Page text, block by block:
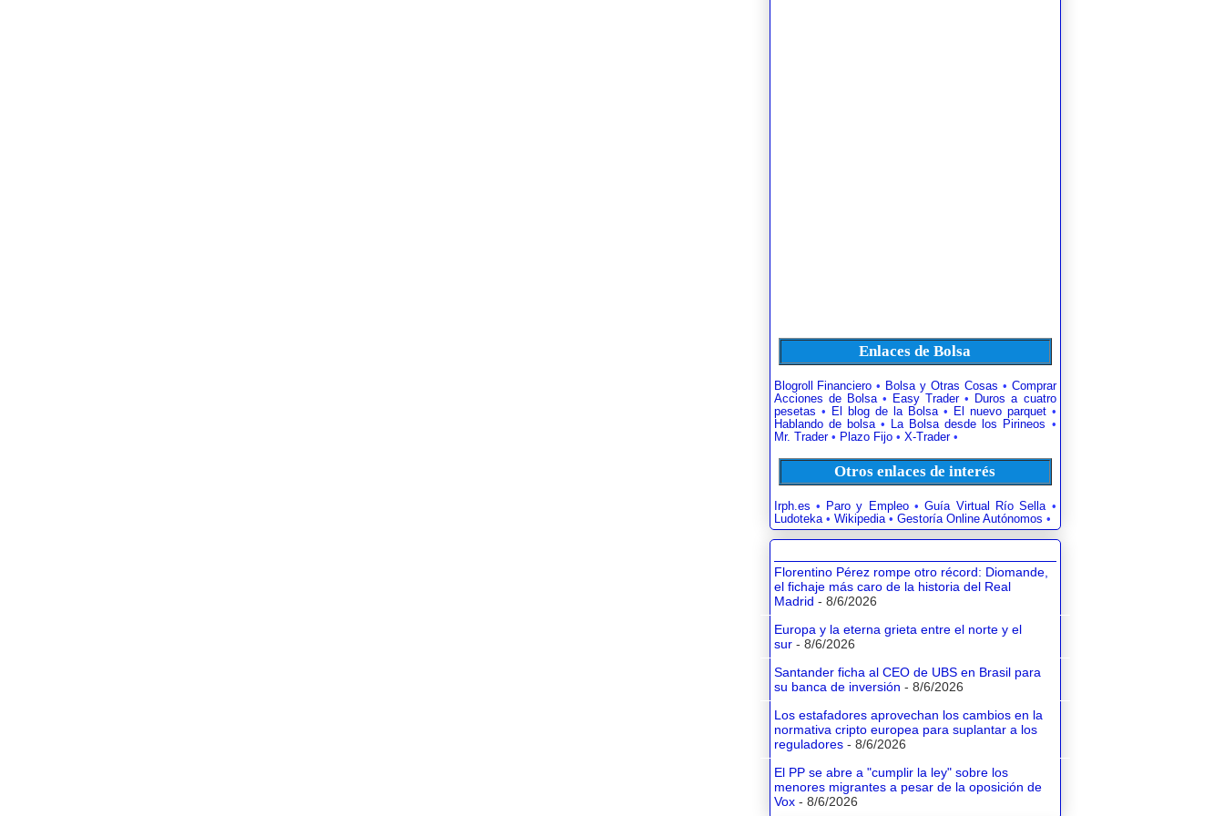
Enlaces de Bolsa
Blogroll Financiero • Bolsa y Otras Cosas • Comprar
Acciones de Bolsa• Easy Trader•
Duros a cuatro
pesetas • El blog de la Bolsa• El nuevo parquet•
Hablando de bolsa• La Bolsa desde los Pirineos •
Mr. Trader• Plazo Fijo• X-Trader•
Otros enlaces de interés
Irph.es • Paro y Empleo•Guía Virtual Río Sella•
Ludoteka• Wikipedia• Gestoría Online Autónomos •
Florentino Pérez rompe otro récord: Diomande,
el fichaje más caro de la historia del Real
Madrid - 8/6/2026
Europa y la eterna grieta entre el norte y el
sur- 8/6/2026
Santander ficha al CEO de UBS en Brasil para
su banca de inversión - 8/6/2026
Los estafadores aprovechan los cambios en la
normativa cripto europea para suplantar a los
reguladores- 8/6/2026
El PP se abre a "cumplir la ley" sobre los
menores migrantes a pesar de la oposición de
Vox- 8/6/2026